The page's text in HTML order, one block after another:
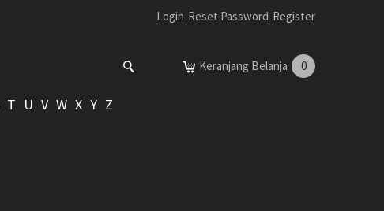
Login Reset Password Register
Keranjang Belanja 0
T U V W X Y Z